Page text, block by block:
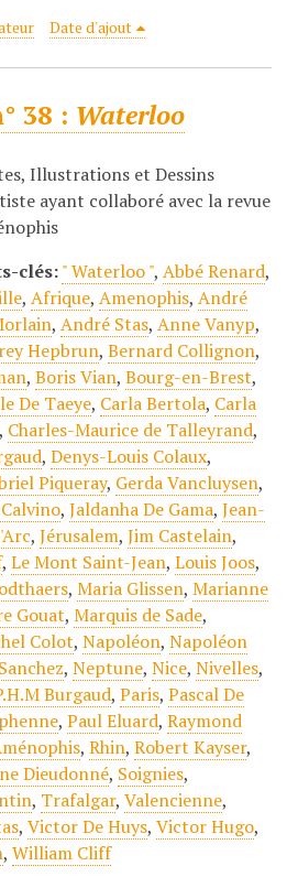
Date d'ajout
38 : Waterloo
Illustrations et Dessins
ayant collaboré avec la revue
clés: " Waterloo ", Abbé Renard,
, Afrique, Amenophis, André
, André Stas, Anne Vanyp,
Hepbrun, Bernard Collignon,
, Boris Vian, Bourg-en-Brest,
De Taeye, Carla Bertola, Carla
Charles-Maurice de Talleyrand,
, Denys-Louis Colaux,
Piqueray, Gerda Vancluysen,
, Jaldanha De Gama, Jean-
, Jérusalem, Jim Castelain,
, Le Mont Saint-Jean, Louis Joos,
, Maria Glissen, Marianne
Gouat, Marquis de Sade,
Colot, Napoléon, Napoléon
, Neptune, Nice, Nivelles,
Burgaud, Paris, Pascal De
, Paul Eluard, Raymond
, Rhin, Robert Kayser,
Dieudonné, Soignies,
, Trafalgar, Valencienne,
, Victor De Huys, Victor Hugo,
, William Cliff